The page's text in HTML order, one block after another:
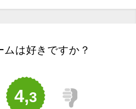
ムは好きですか？
4,3